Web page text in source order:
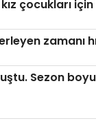
çocukları
zamanı
Sezon